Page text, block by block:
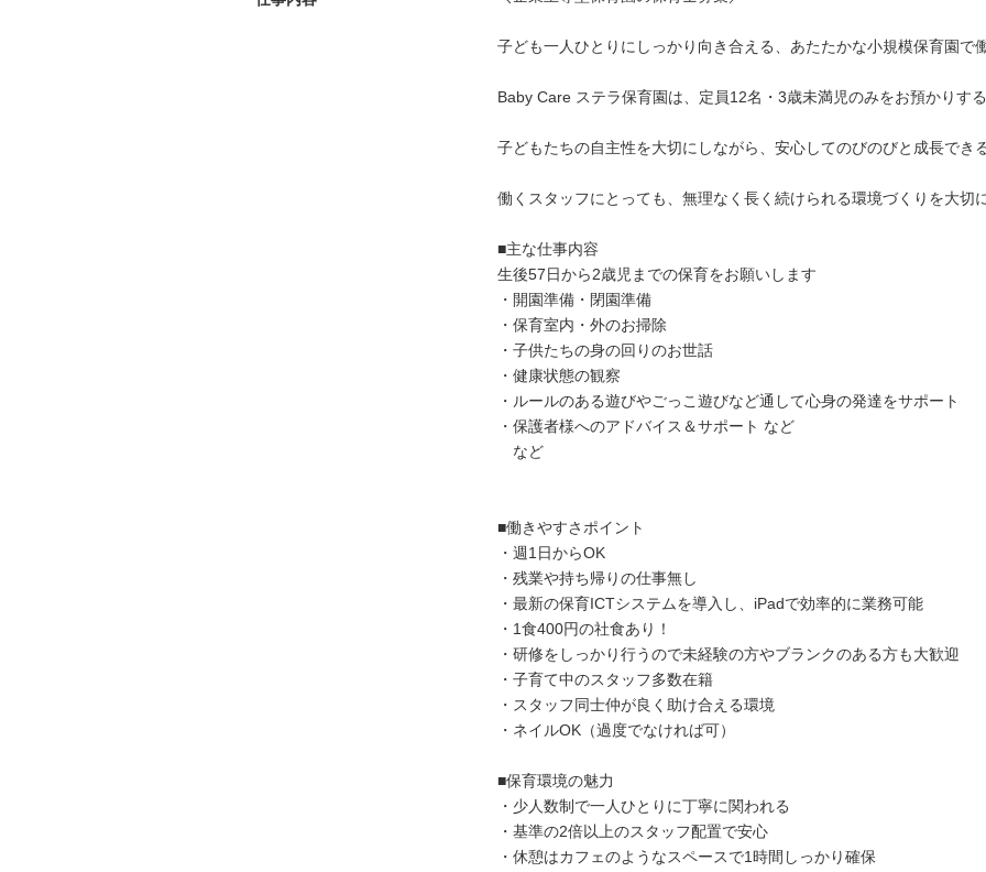
子ども一人ひとりにしっかり向き合える、あたたかな小規模保育園で
Baby Care ステラ保育園は、定員12名・3歳未満児のみをお預かりす
子どもたちの自主性を大切にしながら、安心してのびのびと成長でき
働くスタッフにとっても、無理なく長く続けられる環境づくりを大切
■主な仕事内容
生後57日から2歳児までの保育をお願いします
・開園準備・閉園準備
・保育室内・外のお掃除
・子供たちの身の回りのお世話
・健康状態の観察
・ルールのある遊びやごっこ遊びなど通して心身の発達をサポート
・保護者様へのアドバイス＆サポート など
など
■働きやすさポイント
・週1日からOK
・残業や持ち帰りの仕事無し
・最新の保育ICTシステムを導入し、iPadで効率的に業務可能
・1食400円の社食あり！
・研修をしっかり行うので未経験の方やブランクのある方も大歓迎
・子育て中のスタッフ多数在籍
・スタッフ同士仲が良く助け合える環境
・ネイルOK（過度でなければ可）
■保育環境の魅力
・少人数制で一人ひとりに丁寧に関われる
・基準の2倍以上のスタッフ配置で安心
・休憩はカフェのようなスペースで1時間しっかり確保